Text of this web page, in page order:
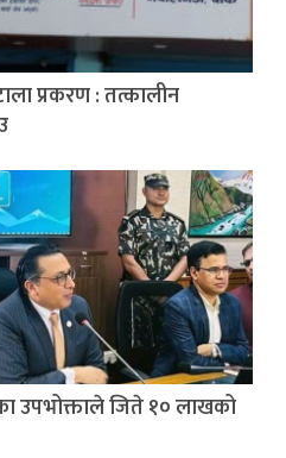
प्रकरण : तत्कालीन
उपभोक्ताले जिते १० लाखको